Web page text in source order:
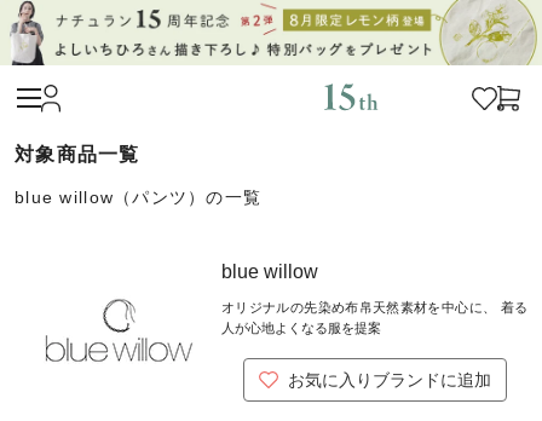
blue willow（パンツ）の一覧
blue willow
オリジナルの先染め布帛天然素材を中心に、 着る
人が心地よくなる服を提案
お気に入りブランドに追加